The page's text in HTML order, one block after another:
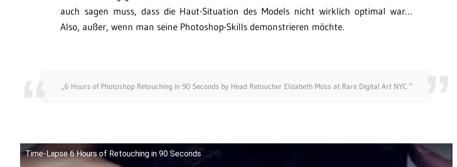
auch sagen muss, dass die Haut-Situation des Models nicht wirklich optimal war…
Also, außer, wenn man seine Photoshop-Skills demonstrieren möchte.
„6 Hours of Photoshop Retouching in 90 Seconds by Head Retoucher Elizabeth Moss at Rare Digital Art NYC.“
Time-Lapse 6 Hours of Retouching in 90 Seconds